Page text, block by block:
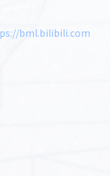
bml.bilibili.com